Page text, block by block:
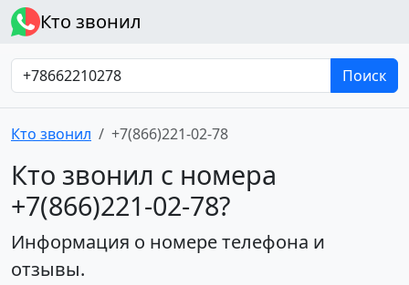
Кто звонил
Поиск
Кто звонил +7(866)221-02-78
Кто звонил с номера
+7(866)221-02-78?
Информация о номере телефона и
отзывы.